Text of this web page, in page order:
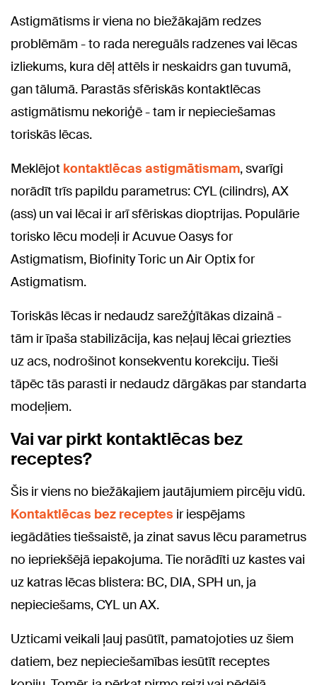
Astigmātisms ir viena no biežākajām redzes
problēmām - to rada nereguāls radzenes vai lēcas
izliekums, kura dēļ attēls ir neskaidrs gan tuvumā,
gan tālumā. Parastās sfēriskās kontaktlēcas
astigmātismu nekoriģē - tam ir nepieciešamas
toriskās lēcas.
Meklējot kontaktlēcas astigmātismam, svarīgi
norādīt trīs papildu parametrus: CYL (cilindrs), AX
(ass) un vai lēcai ir arī sfēriskas dioptrijas. Populārie
torisko lēcu modeļi ir Acuvue Oasys for
Astigmatism, Biofinity Toric un Air Optix for
Astigmatism.
Toriskās lēcas ir nedaudz sarežģītākas dizainā -
tām ir īpaša stabilizācija, kas neļauj lēcai griezties
uz acs, nodrošinot konsekventu korekciju. Tieši
tāpēc tās parasti ir nedaudz dārgākas par standarta
modeļiem.
Vai var pirkt kontaktlēcas bez
receptes?
Šis ir viens no biežākajiem jautājumiem pircēju vidū.
Kontaktlēcas bez receptes ir iespējams
iegādāties tiešsaistē, ja zinat savus lēcu parametrus
no iepriekšējā iepakojuma. Tie norādīti uz kastes vai
uz katras lēcas blistera: BC, DIA, SPH un, ja
nepieciešams, CYL un AX.
Uzticami veikali ļauj pasūtīt, pamatojoties uz šiem
datiem, bez nepieciešamības iesūtīt receptes